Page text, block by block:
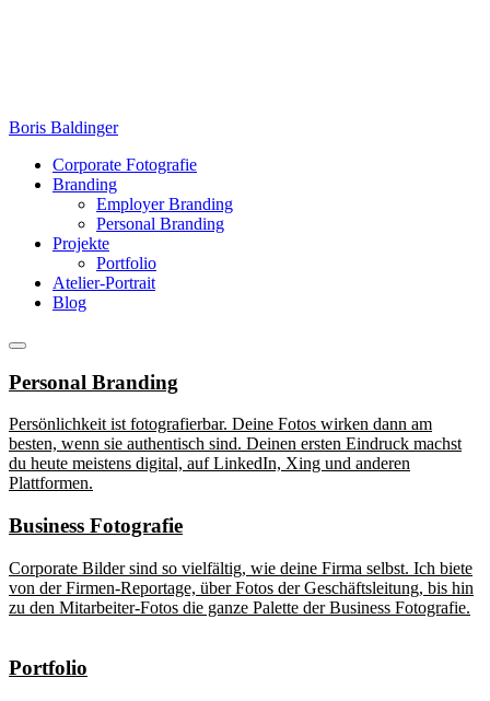
Boris Baldinger
Corporate Fotografie
Branding
Employer Branding
Personal Branding
Projekte
Portfolio
Atelier-Portrait
Blog
Menü
Personal Branding
Persönlichkeit ist fotografierbar. Deine Fotos wirken dann am
besten, wenn sie authentisch sind. Deinen ersten Eindruck machst
du heute meistens digital, auf LinkedIn, Xing und anderen
Plattformen.
Business Fotografie
Corporate Bilder sind so vielfältig, wie deine Firma selbst. Ich biete
von der Firmen-Reportage, über Fotos der Geschäftsleitung, bis hin
zu den Mitarbeiter-Fotos die ganze Palette der Business Fotografie.
Portfolio